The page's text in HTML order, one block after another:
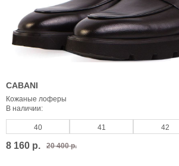
CABANI
Кожаные лоферы
В наличии:
40 41 42
8 160 р. 20 400 р.